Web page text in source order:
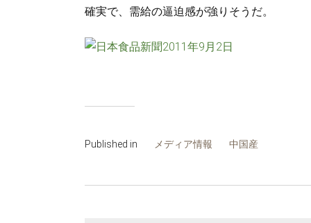
確実で、需給の逼迫感が強りそうだ。
Published in メディア情報 中国産